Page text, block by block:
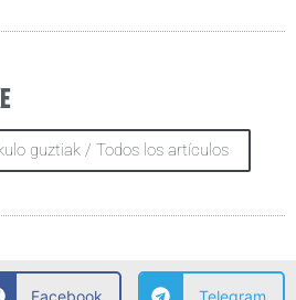
guztiak / Todos los artículos